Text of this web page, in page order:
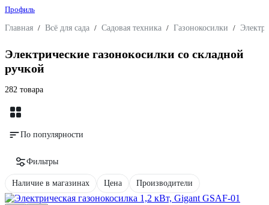
Профиль
Главная / Всё для сада / Садовая техника / Газонокосилки /
Электрические газонокосилки со складной
ручкой
282 товара
По популярности
Фильтры
Наличие в магазинах Цена Производители